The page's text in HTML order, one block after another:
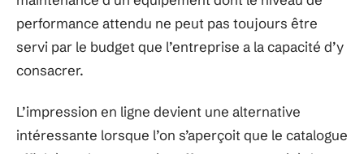
performance attendu ne peut pas toujours être
servi par le budget que l’entreprise a la capacité d’y
consacrer.
L’impression en ligne devient une alternative
intéressante lorsque l’on s’aperçoit que le catalogue